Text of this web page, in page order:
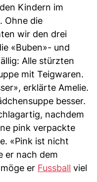
Kindern im
. Ohne die
wir den drei
«Buben»- und
Alle stürzten
mit Teigwaren.
erklärte Amelie.
besser.
nachdem
pink verpackte
«Pink ist nicht
er nach dem
er Fussball viel